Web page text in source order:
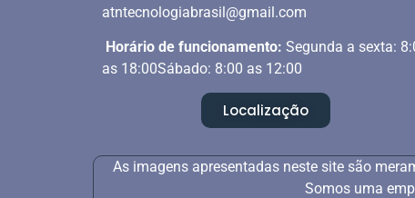
atntecnologiabrasil@gmail.com
Horário de funcionamento: Segunda a sexta:
as 18:00Sábado: 8:00 as 12:00
Localização
As imagens apresentadas neste site são
Somos uma